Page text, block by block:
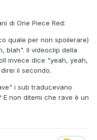
di One Piece Red:
quale per non spoilerare)
blah". Il videoclip della
invece dice "yeah, yeah,
il secondo.
i sub traducevano
non ditemi che rave è un